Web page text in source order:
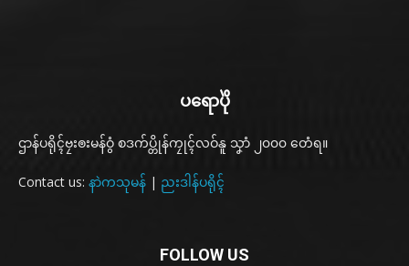
ပရောပိုဲ
ဌာန်ပရိုၚ်ဗၠးၜးမန်ဝွံ စဒက်ပ္တိုန်ကၠုၚ်လဝ်နူ သၞာံ ၂၀၀၀ တေံရ။
Contact us: နာဲကသုမန် | ညးဒါန်ပရိုၚ်
FOLLOW US